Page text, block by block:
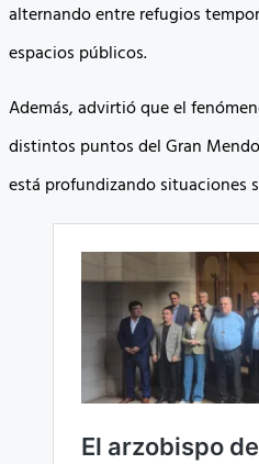
alternando entre refugios
espacios públicos.
Además, advirtió que el
distintos puntos del Gran
está profundizando situaciones